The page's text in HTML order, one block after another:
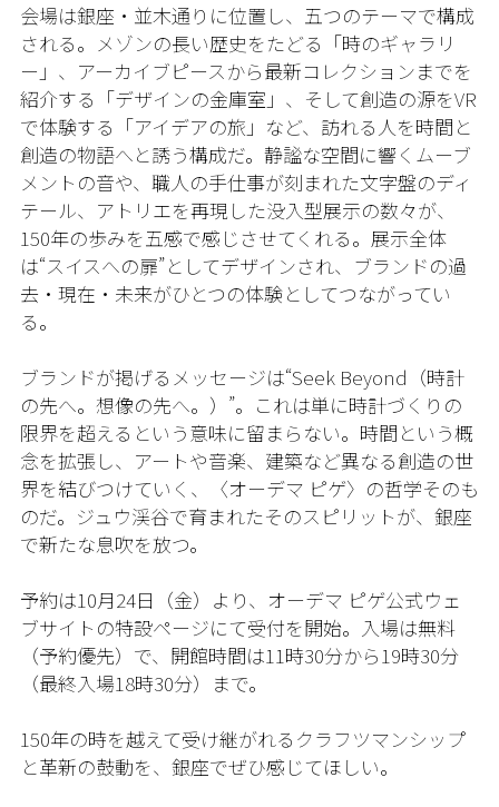
会場は銀座・並木通りに位置し、五つのテーマで構成
される。メゾンの長い歴史をたどる「時のギャラリ
ー」、アーカイブピースから最新コレクションまでを
紹介する「デザインの金庫室」、そして創造の源をVR
で体験する「アイデアの旅」など、訪れる人を時間と
創造の物語へと誘う構成だ。静謐な空間に響くムーブ
メントの音や、職人の手仕事が刻まれた文字盤のディ
テール、アトリエを再現した没入型展示の数々が、
150年の歩みを五感で感じさせてくれる。展示全体
は“スイスへの扉”としてデザインされ、ブランドの過
去・現在・未来がひとつの体験としてつながってい
る。
ブランドが掲げるメッセージは“Seek Beyond（時計
の先へ。想像の先へ。）”。これは単に時計づくりの
限界を超えるという意味に留まらない。時間という概
念を拡張し、アートや音楽、建築など異なる創造の世
界を結びつけていく、〈オーデマ ピゲ〉の哲学そのも
のだ。ジュウ渓谷で育まれたそのスピリットが、銀座
で新たな息吹を放つ。
予約は10月24日（金）より、オーデマ ピゲ公式ウェ
ブサイトの特設ページにて受付を開始。入場は無料
（予約優先）で、開館時間は11時30分から19時30分
（最終入場18時30分）まで。
150年の時を越えて受け継がれるクラフツマンシップ
と革新の鼓動を、銀座でぜひ感じてほしい。